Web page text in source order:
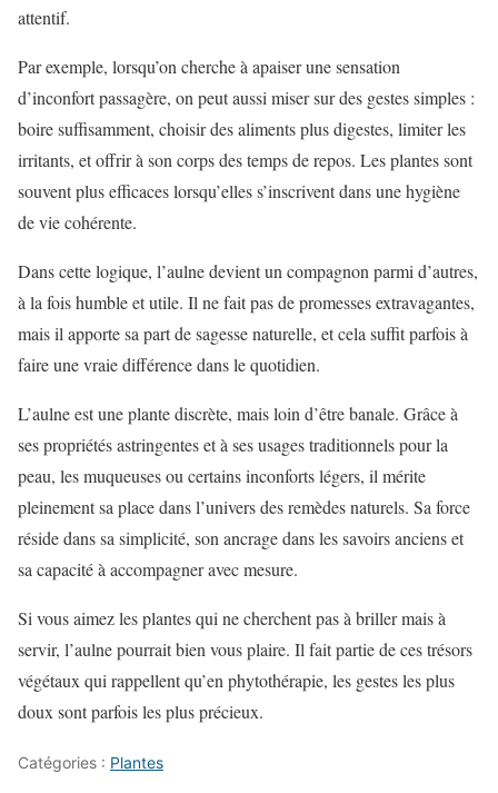
attentif.
Par exemple, lorsqu’on cherche à apaiser une sensation
d’inconfort passagère, on peut aussi miser sur des gestes simples :
boire suffisamment, choisir des aliments plus digestes, limiter les
irritants, et offrir à son corps des temps de repos. Les plantes sont
souvent plus efficaces lorsqu’elles s’inscrivent dans une hygiène
de vie cohérente.
Dans cette logique, l’aulne devient un compagnon parmi d’autres,
à la fois humble et utile. Il ne fait pas de promesses extravagantes,
mais il apporte sa part de sagesse naturelle, et cela suffit parfois à
faire une vraie différence dans le quotidien.
L’aulne est une plante discrète, mais loin d’être banale. Grâce à
ses propriétés astringentes et à ses usages traditionnels pour la
peau, les muqueuses ou certains inconforts légers, il mérite
pleinement sa place dans l’univers des remèdes naturels. Sa force
réside dans sa simplicité, son ancrage dans les savoirs anciens et
sa capacité à accompagner avec mesure.
Si vous aimez les plantes qui ne cherchent pas à briller mais à
servir, l’aulne pourrait bien vous plaire. Il fait partie de ces trésors
végétaux qui rappellent qu’en phytothérapie, les gestes les plus
doux sont parfois les plus précieux.
Catégories : Plantes